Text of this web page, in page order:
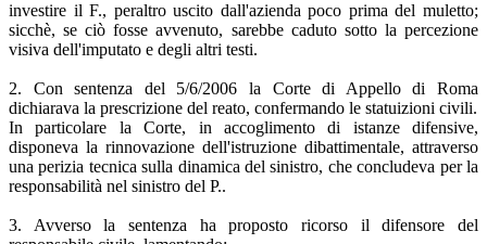
investire il F., peraltro uscito dall'azienda poco prima del muletto;
sicchè, se ciò fosse avvenuto, sarebbe caduto sotto la percezione
visiva dell'imputato e degli altri testi.
2. Con sentenza del 5/6/2006 la Corte di Appello di Roma
dichiarava la prescrizione del reato, confermando le statuizioni civili.
In particolare la Corte, in accoglimento di istanze difensive,
disponeva la rinnovazione dell'istruzione dibattimentale, attraverso
una perizia tecnica sulla dinamica del sinistro, che concludeva per la
responsabilità nel sinistro del P..
3. Avverso la sentenza ha proposto ricorso il difensore del